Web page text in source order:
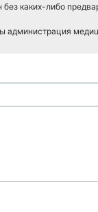
каких-либо
администрация